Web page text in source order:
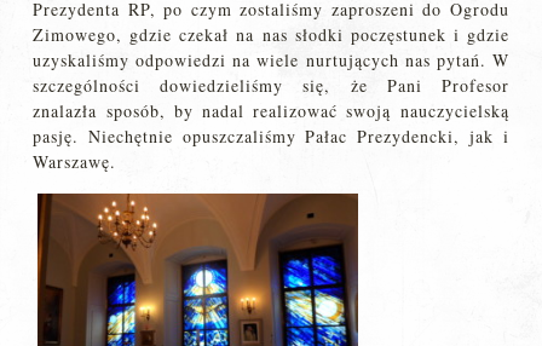
Prezydenta RP, po czym zostaliśmy zaproszeni do Ogrodu
Zimowego, gdzie czekał na nas słodki poczęstunek i gdzie
uzyskaliśmy odpowiedzi na wiele nurtujących nas pytań. W
szczególności dowiedzieliśmy się, że Pani Profesor
znalazła sposób, by nadal realizować swoją nauczycielską
pasję. Niechętnie opuszczaliśmy Pałac Prezydencki, jak i
Warszawę.